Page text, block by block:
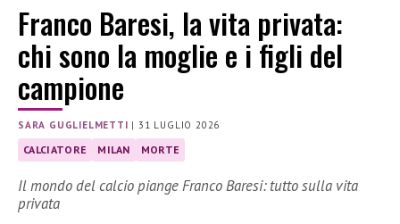
Franco Baresi, la vita privata:
chi sono la moglie e i figli del
campione
SARA GUGLIELMETTI |31 LUGLIO 2026
CALCIATORE MILAN MORTE
Il mondo del calcio piange Franco Baresi: tutto sulla vita
privata